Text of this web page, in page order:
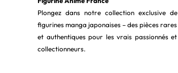
Plongez dans notre collection exclusive de
figurines manga japonaises – des pièces rares
et authentiques pour les vrais passionnés et
collectionneurs.